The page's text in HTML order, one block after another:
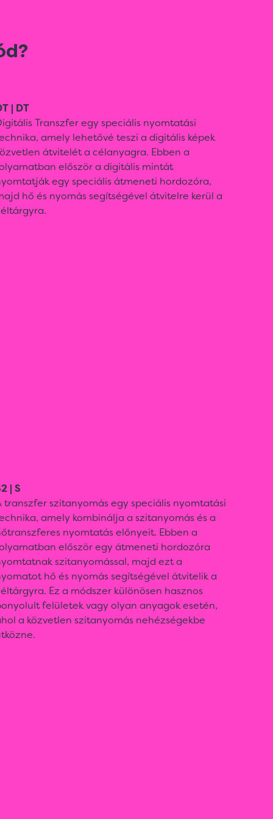
| DT
Transzfer egy speciális nyomtatási
amely lehetővé teszi a digitális képek
átvitelét a célanyagra. Ebben a
először a digitális mintát
egy speciális átmeneti hordozóra,
hő és nyomás segítségével átvitelre kerül a
| S
transzfer szitanyomás egy speciális nyomtatási
amely kombinálja a szitanyomás és a
nyomtatás előnyeit. Ebben a
először egy átmeneti hordozóra
szitanyomással, majd ezt a
hő és nyomás segítségével átvitelik a
Ez a módszer különösen hasznos
felületek vagy olyan anyagok esetén,
a közvetlen szitanyomás nehézségekbe